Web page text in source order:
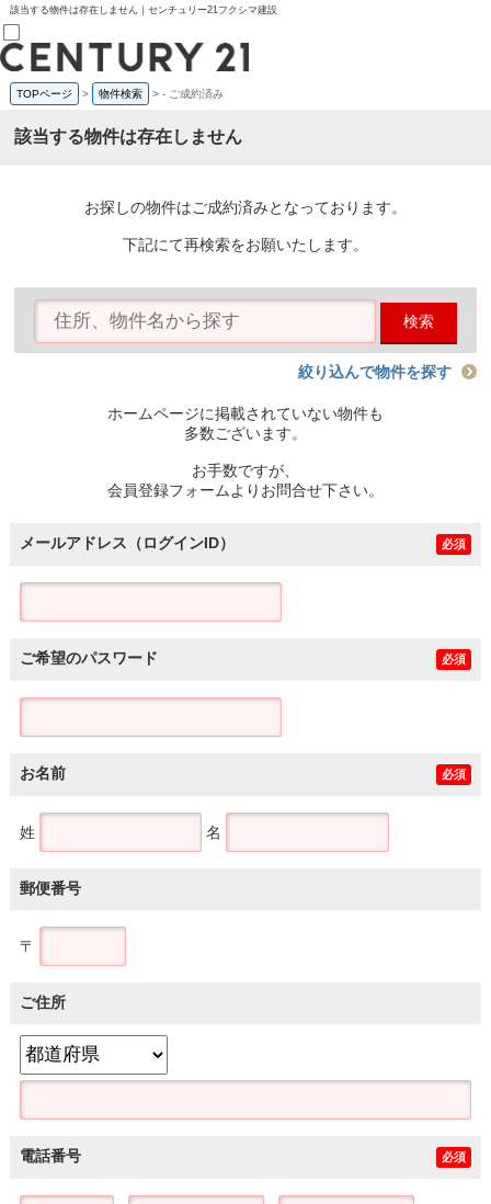
該当する物件は存在しません｜センチュリー21フクシマ建設
売買部
0120-800-844
賃貸部
会員メニュー
物件を探す
購入TOP
条件から探す
住宅ローン控除シミュレータ
TOPページ > 物件検索 >- ご成約済み
該当する物件は存在しません
お探しの物件はご成約済みとなっております。
下記にて再検索をお願いたします。
検索
絞り込んで物件を探す
ホームページに掲載されていない物件も
多数ございます。
お手数ですが、
会員登録フォームよりお問合せ下さい。
メールアドレス（ログインID） 必須
ご希望のパスワード 必須
お名前 必須
姓 名
郵便番号
〒
ご住所
電話番号 必須